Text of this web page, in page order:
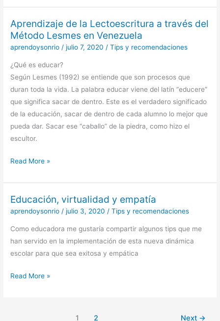
Aprendizaje de la Lectoescritura a través del
Método Lesmes en Venezuela
aprendoysonrio/julio 7, 2020/Tips y recomendaciones
¿Qué es educar?
Según Lesmes (1992) se entiende que son procesos que
duran toda la vida. La palabra educar viene del latín “educere”
que significa sacar de dentro. Este es el verdadero significado
de la educación, sacar de dentro de cada alumno lo mejor que
pueda dar. Sacar ese “caballo” de la piedra, como hizo el
escultor.
Aprendizaje
de
la
Read More »
Educación, virtualidad y empatía
aprendoysonrio/julio 3, 2020/Tips y recomendaciones
Como educadora me gustaría compartir algunos tips que me
han servido en la implementación de esta nueva dinámica
escolar para que sea exitosa y empática
Educación,
virtualidad
Read More »
1 2 Next →